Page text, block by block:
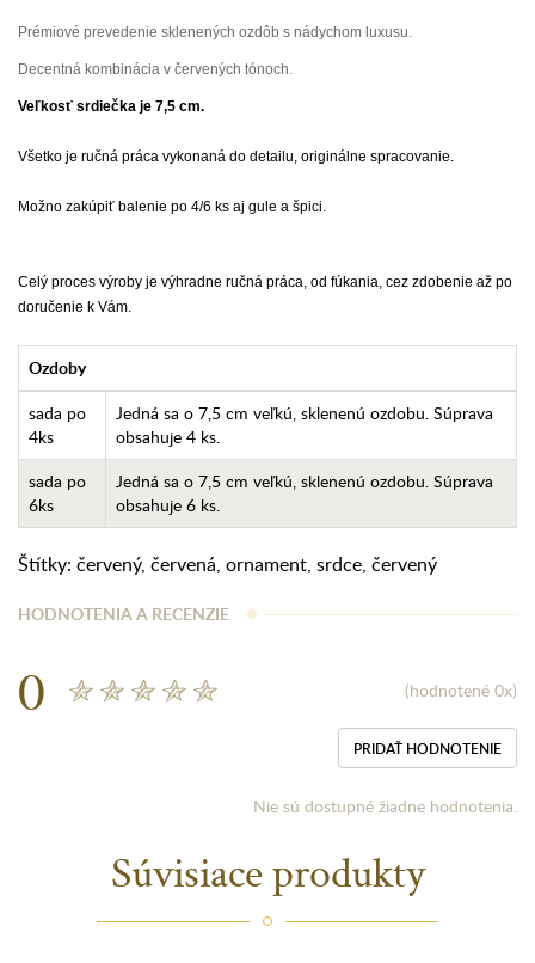
Prémiové prevedenie sklenených ozdôb s nádychom luxusu.
Decentná kombinácia v červených tónoch.
Veľkosť srdiečka je 7,5 cm.
Všetko je ručná práca vykonaná do detailu, originálne spracovanie.
Možno zakúpiť balenie po 4/6 ks aj gule a špici.
Celý proces výroby je výhradne ručná práca, od fúkania, cez zdobenie až po
doručenie k Vám.
Ozdoby
sada po
4ks
Jedná sa o 7,5 cm veľkú, sklenenú ozdobu. Súprava
obsahuje 4 ks.
sada po
6ks
Jedná sa o 7,5 cm veľkú, sklenenú ozdobu. Súprava
obsahuje 6 ks.
Štítky: červený, červená, ornament, srdce, červený
HODNOTENIA A RECENZIE
0 (hodnotené 0x)
PRIDAŤ HODNOTENIE
Nie sú dostupné žiadne hodnotenia.
Súvisiace produkty